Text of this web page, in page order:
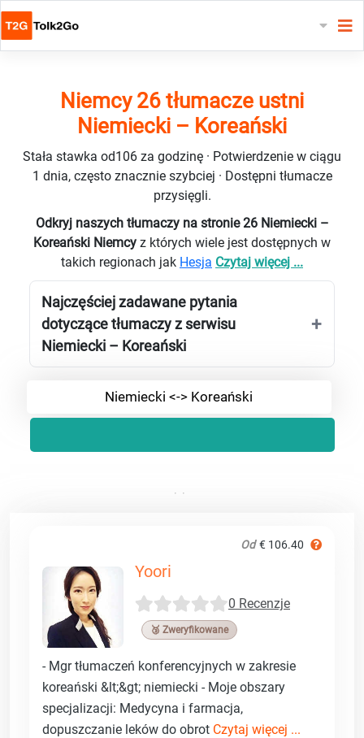
Niemcy 26 tłumacze ustni
Niemiecki – Koreański
Stała stawka od106 za godzinę · Potwierdzenie w ciągu
1 dnia, często znacznie szybciej · Dostępni tłumacze
przysięgli.
Odkryj naszych tłumaczy na stronie 26 Niemiecki –
Koreański Niemcy z których wiele jest dostępnych w
takich regionach jak Hesja Czytaj więcej ...
Najczęściej zadawane pytania
dotyczące tłumaczy z serwisu
Niemiecki – Koreański
Niemiecki <-> Koreański
Od € 106.40
Yoori
0 Recenzje
🥉 Zweryfikowane
- Mgr tłumaczeń konferencyjnych w zakresie
koreański &lt;&gt; niemiecki - Moje obszary
specjalizacji: Medycyna i farmacja,
dopuszczanie leków do obrot Czytaj więcej ...